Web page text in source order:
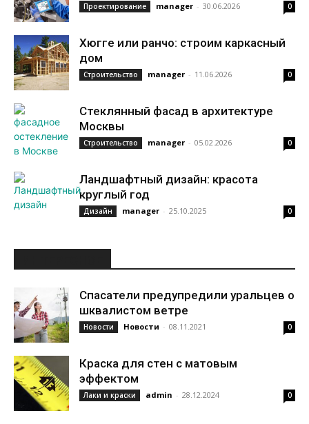
Проектирование manager - 30.06.2026 0
Хюгге или ранчо: строим каркасный
дом
Строительство manager - 11.06.2026 0
Стеклянный фасад в архитектуре
Москвы
Строительство manager - 05.02.2026 0
Ландшафтный дизайн: красота
круглый год
Дизайн manager - 25.10.2025 0
Спасатели предупредили уральцев о
шквалистом ветре
Новости Новости - 08.11.2021 0
Краска для стен с матовым
эффектом
Лаки и краски admin - 28.12.2024 0